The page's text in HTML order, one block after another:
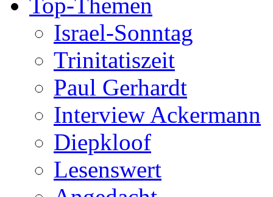
Israel-Sonntag
Trinitatiszeit
Paul Gerhardt
Interview Ackermann
Diepkloof
Lesenswert